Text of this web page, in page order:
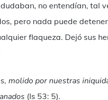
no entendían, tal
pero nada puede
flaqueza. Dejó sus
molido por nuestras
(Is 53: 5).